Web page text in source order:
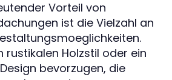
Vorteil von
ist die Vielzahl an
rustikalen Holzstil oder ein
bevorzugen, die